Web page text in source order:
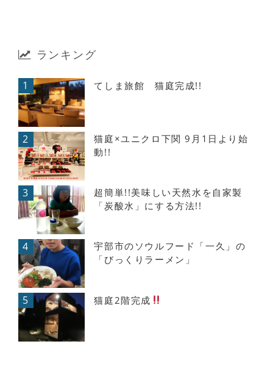
ランキング
1 てしま旅館 猫庭完成!!
2
猫庭×ユニクロ下関 9月1日より始
動!!
3
超簡単!!美味しい天然水を自家製
「炭酸水」にする方法!!
4
宇部市のソウルフード「一久」の
「びっくりラーメン」
5 猫庭2階完成